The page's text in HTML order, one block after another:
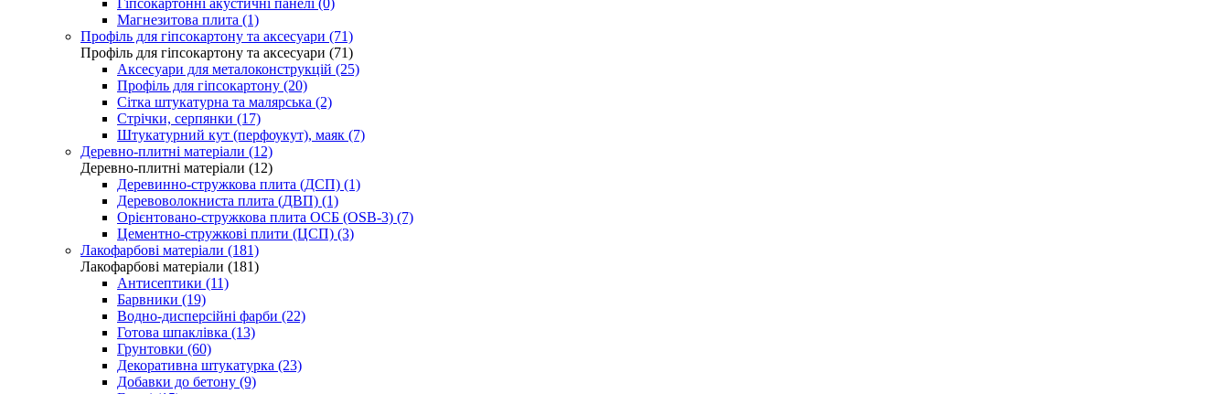
Магнезитова плита (1)
Профіль для гіпсокартону та аксесуари (71)
Профіль для гіпсокартону та аксесуари (71)
Аксесуари для металоконструкцій (25)
Профіль для гіпсокартону (20)
Сітка штукатурна та малярська (2)
Стрічки, серпянки (17)
Штукатурний кут (перфоукут), маяк (7)
Деревно-плитні матеріали (12)
Деревно-плитні матеріали (12)
Деревинно-стружкова плита (ДСП) (1)
Деревоволокниста плита (ДВП) (1)
Орієнтовано-стружкова плита ОСБ (OSB-3) (7)
Цементно-стружкові плити (ЦСП) (3)
Лакофарбові матеріали (181)
Лакофарбові матеріали (181)
Антисептики (11)
Барвники (19)
Водно-дисперсійні фарби (22)
Готова шпаклівка (13)
Грунтовки (60)
Декоративна штукатурка (23)
Добавки до бетону (9)